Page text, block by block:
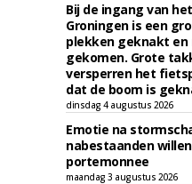
Bij de ingang van
Groningen is een
plekken geknakt en
gekomen. Grote
versperren het
dat de boom is
dinsdag 4 augustus 2026
Emotie na
nabestaanden
portemonnee
maandag 3 augustus 2026